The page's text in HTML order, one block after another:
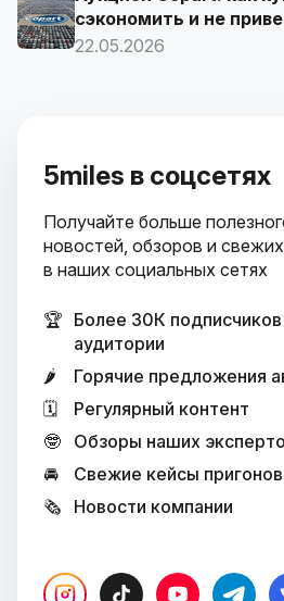
сэкономить и не
22.05.2026
5miles в соцсетях
Получайте больше
новостей, обзоров и
в наших социальных сетях
🏆 Более 30К
аудитории
🌶
Горячие предложения
🗓
Регулярный контент
🤓
Обзоры наших
🚘
Свежие кейсы
🗞
Новости компании